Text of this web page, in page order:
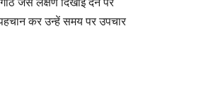
जैसे लक्षण दिखाई देने पर
पहचान कर उन्हें समय पर उपचार